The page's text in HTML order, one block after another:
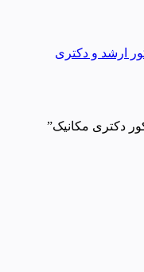
ارشد و دکتری
دکتری مکانیک”